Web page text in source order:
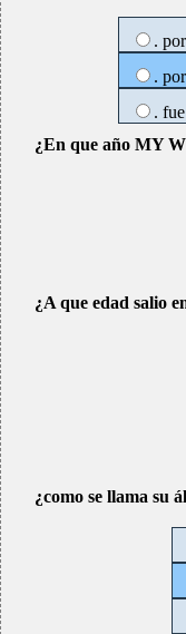
.
.
.
¿En que año MY
¿A que edad salio
¿como se llama su